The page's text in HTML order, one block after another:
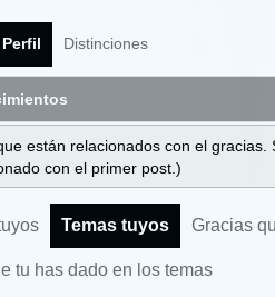
Distinciones
están relacionados con el
con el primer post.)
Temas tuyos Gracias
tu has dado en los temas